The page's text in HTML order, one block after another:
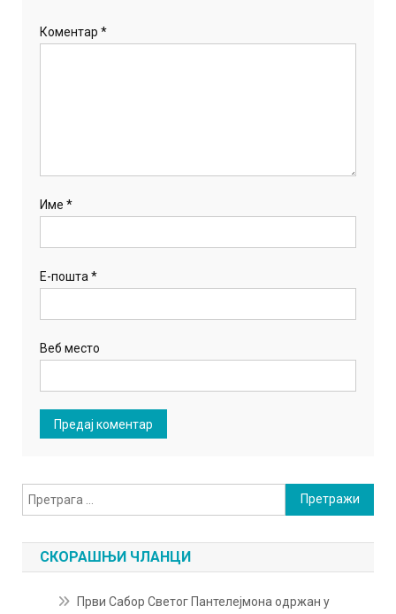
Коментар*
Име*
Е-пошта*
Веб место
Претрага
за:
СКОРАШЊИ ЧЛАНЦИ
Први Сабор Светог Пантелејмона одржан у